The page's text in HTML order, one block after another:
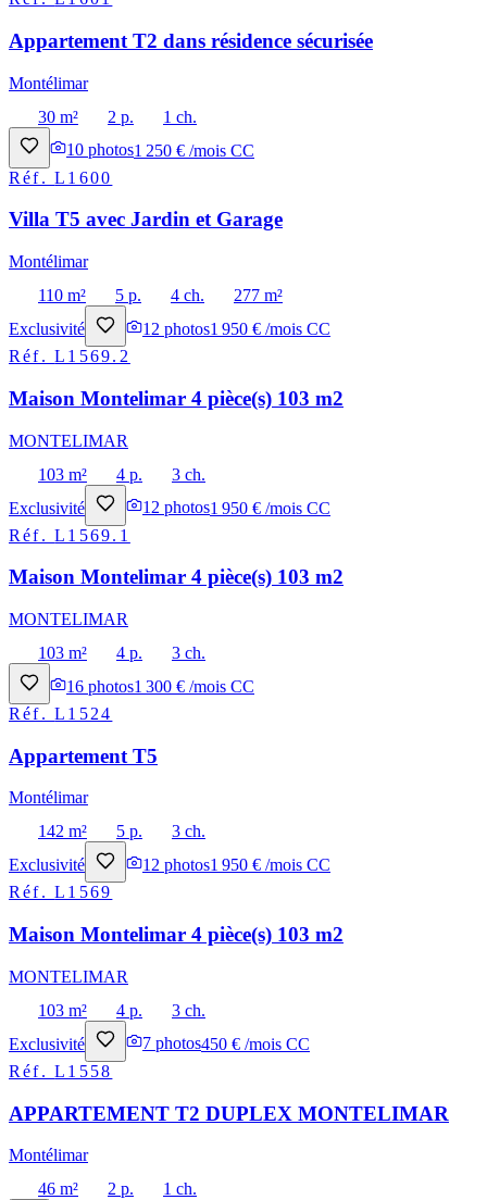
Appartement T2 dans résidence sécurisée
Montélimar
30 m²
2 p.
1 ch.
10 photos1 250 € /mois CC
Réf.L1600
Villa T5 avec Jardin et Garage
Montélimar
110 m²
5 p. 4 ch.
277 m²
Exclusivité
12 photos1 950 € /mois CC
Réf.L1569.2
Maison Montelimar 4 pièce(s) 103 m2
MONTELIMAR
103 m²
4 p.
3 ch.
Exclusivité
12 photos1 950 € /mois CC
Réf.L1569.1
Maison Montelimar 4 pièce(s) 103 m2
MONTELIMAR
103 m²
4 p.
3 ch.
16 photos1 300 € /mois CC
Réf.L1524
Appartement T5
Montélimar
142 m²
5 p.
3 ch.
Exclusivité
12 photos1 950 € /mois CC
Réf.L1569
Maison Montelimar 4 pièce(s) 103 m2
MONTELIMAR
103 m²
4 p.
3 ch.
Exclusivité
7 photos450 € /mois CC
Réf.L1558
APPARTEMENT T2 DUPLEX MONTELIMAR
Montélimar
46 m²
2 p.
1 ch.